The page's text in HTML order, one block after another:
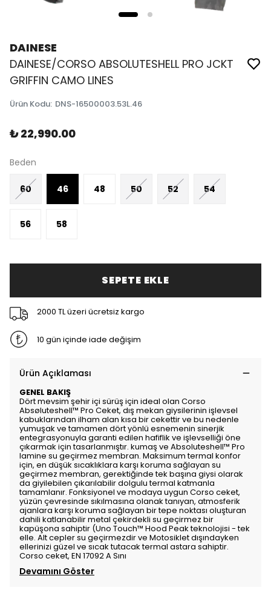
DAINESE
DAINESE/CORSO ABSOLUTESHELL PRO JCKT
GRIFFIN CAMO LINES
Ürün Kodu: DNS-16500003.53L.46
₺ 22,990.00
Beden
60 46 48 50 52 54
56 58
SEPETE EKLE
2000 TL üzeri ücretsiz kargo
10 gün içinde iade değişim
Ürün Açıklaması
GENEL BAKIŞ
Dört mevsim şehir içi sürüş için ideal olan Corso
Absøluteshell™ Pro Ceket, dış mekan giysilerinin işlevsel
kabuklarından ilham alan kısa bir cekettir ve bu nedenle
yumuşak ve tamamen dört yönlü esnemenin sinerjik
entegrasyonuyla garanti edilen hafiflik ve işlevselliği öne
çıkarmak için tasarlanmıştır. kumaş ve Absoluteshell™ Pro
lamine su geçirmez membran. Maksimum termal konfor
için, en düşük sıcaklıklara karşı koruma sağlayan su
geçirmez membran, gerektiğinde tek başına giysi olarak
da giyilebilen çıkarılabilir dolgulu termal katmanla
tamamlanır. Fonksiyonel ve modaya uygun Corso ceket,
yüzün çevresinde sıkılmasına olanak tanıyan, atmosferik
ajanlara karşı koruma sağlayan bir tepe noktası oluşturan
dahili katlanabilir metal çekirdekli su geçirmez bir
kapüşona sahiptir (Uno Touch™ Hood Peak teknolojisi - tek
elle. Alt cepler su geçirmezdir ve Motosiklet dışındayken
ellerinizi güzel ve sıcak tutacak termal astara sahiptir.
Corso ceket, EN 17092 A Sını
Devamını Göster